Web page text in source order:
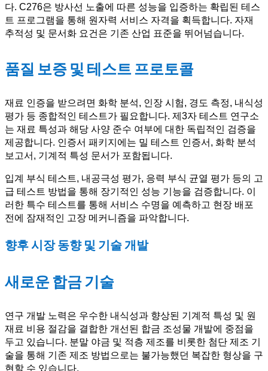
다. C276은 방사선 노출에 따른 성능을 입증하는 확립된 테스
트 프로그램을 통해 원자력 서비스 자격을 획득합니다. 자재
추적성 및 문서화 요건은 기존 산업 표준을 뛰어넘습니다.
품질 보증 및 테스트 프로토콜
재료 인증을 받으려면 화학 분석, 인장 시험, 경도 측정, 내식성
평가 등 종합적인 테스트가 필요합니다. 제3자 테스트 연구소
는 재료 특성과 해당 사양 준수 여부에 대한 독립적인 검증을
제공합니다. 인증서 패키지에는 밀 테스트 인증서, 화학 분석
보고서, 기계적 특성 문서가 포함됩니다.
입계 부식 테스트, 내공극성 평가, 응력 부식 균열 평가 등의 고
급 테스트 방법을 통해 장기적인 성능 기능을 검증합니다. 이
러한 특수 테스트를 통해 서비스 수명을 예측하고 현장 배포
전에 잠재적인 고장 메커니즘을 파악합니다.
향후 시장 동향 및 기술 개발
새로운 합금 기술
연구 개발 노력은 우수한 내식성과 향상된 기계적 특성 및 원
재료 비용 절감을 결합한 개선된 합금 조성물 개발에 중점을
두고 있습니다. 분말 야금 및 적층 제조를 비롯한 첨단 제조 기
술을 통해 기존 제조 방법으로는 불가능했던 복잡한 형상을 구
현할 수 있습니다.